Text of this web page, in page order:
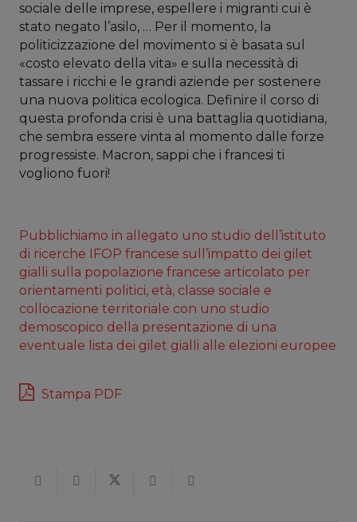
sociale delle imprese, espellere i migranti cui è
stato negato l’asilo, … Per il momento, la
politicizzazione del movimento si è basata sul
«costo elevato della vita» e sulla necessità di
tassare i ricchi e le grandi aziende per sostenere
una nuova politica ecologica. Definire il corso di
questa profonda crisi è una battaglia quotidiana,
che sembra essere vinta al momento dalle forze
progressiste. Macron, sappi che i francesi ti
vogliono fuori!
Pubblichiamo in allegato uno studio dell’istituto
di ricerche IFOP francese sull’impatto dei gilet
gialli sulla popolazione francese articolato per
orientamenti politici, età, classe sociale e
collocazione territoriale con uno studio
demoscopico della presentazione di una
eventuale lista dei gilet gialli alle elezioni europee
Stampa PDF